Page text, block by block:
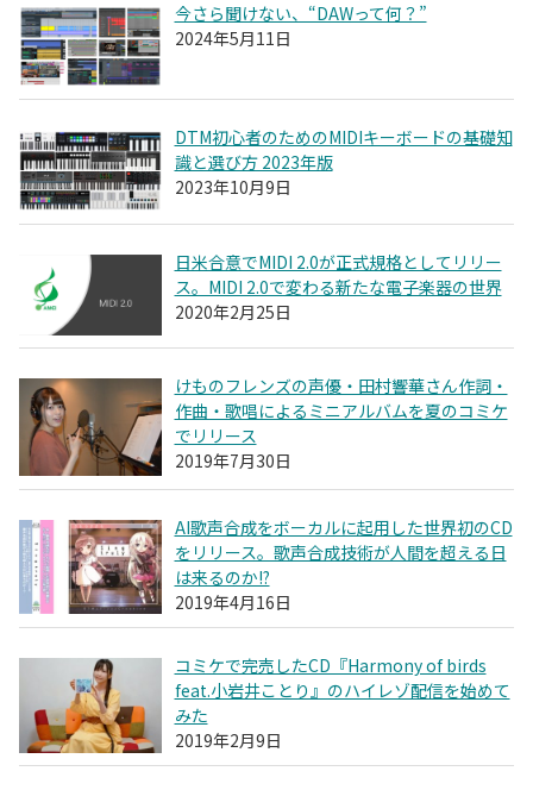
今さら聞けない、“DAWって何？”
2024年5月11日
DTM初心者のためのMIDIキーボードの基礎知
識と選び方 2023年版
2023年10月9日
日米合意でMIDI 2.0が正式規格としてリリー
ス。MIDI 2.0で変わる新たな電子楽器の世界
2020年2月25日
けものフレンズの声優・田村響華さん作詞・
作曲・歌唱によるミニアルバムを夏のコミケ
でリリース
2019年7月30日
AI歌声合成をボーカルに起用した世界初のCD
をリリース。歌声合成技術が人間を超える日
は来るのか!?
2019年4月16日
コミケで完売したCD『Harmony of birds
feat.小岩井ことり』のハイレゾ配信を始めて
みた
2019年2月9日